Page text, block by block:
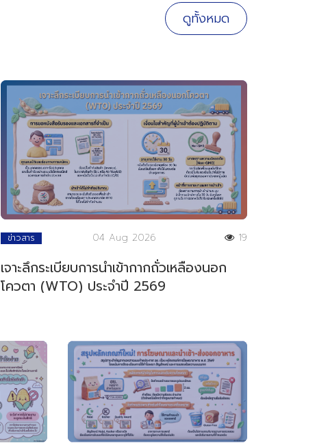
ดูทั้งหมด
ข่าวสาร 04 Aug 2026 19
เจาะลึกระเบียบการนำเข้ากากถั่วเหลืองนอก
โควตา (WTO) ประจำปี 2569